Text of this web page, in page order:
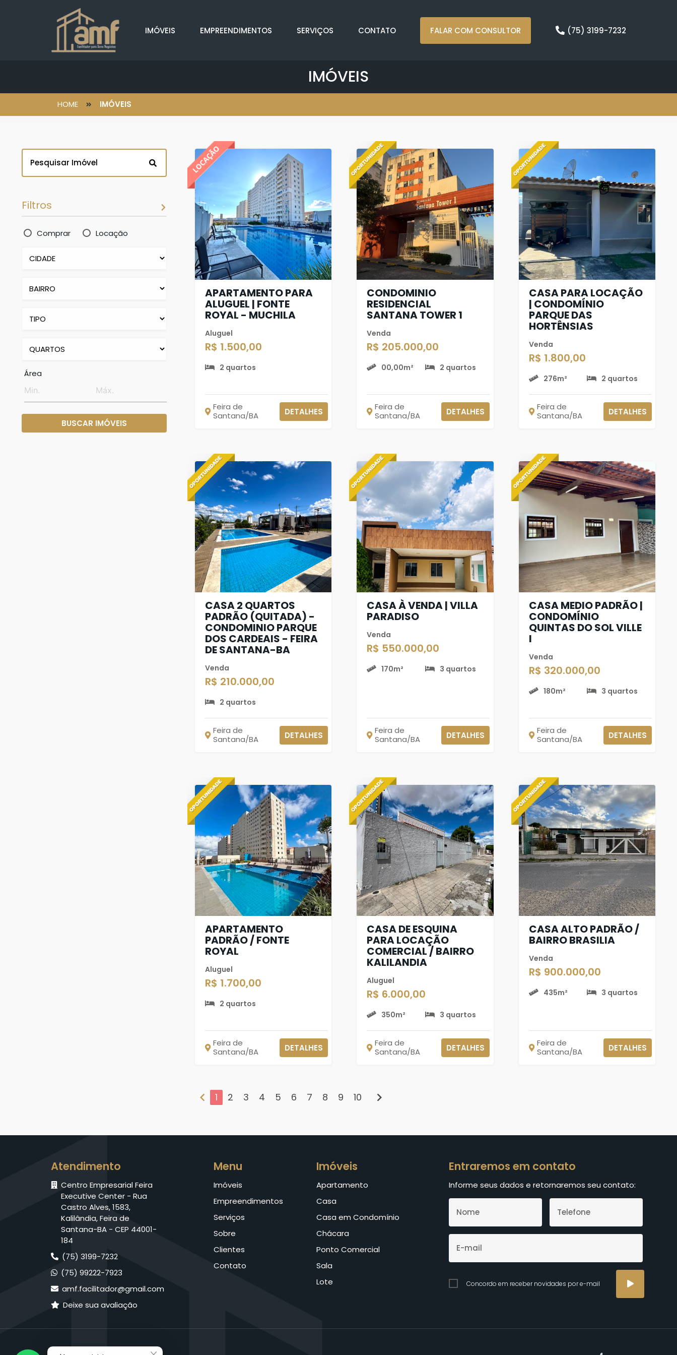
IMÓVEIS EMPREENDIMENTOS SERVIÇOS CONTATO FALAR COM CONSULTOR (75) 3199-7232
IMÓVEIS
HOME IMÓVEIS
Filtros
Comprar Locação
Área
BUSCAR IMÓVEIS
APARTAMENTO PARA
ALUGUEL | FONTE
ROYAL - MUCHILA
Aluguel
R$ 1.500,00
2 quartos
Feira de
Santana/BA
DETALHES
CONDOMINIO
RESIDENCIAL
SANTANA TOWER 1
Venda
R$ 205.000,00
00,00m² 2 quartos
Feira de
Santana/BA
DETALHES
CASA PARA LOCAÇÃO
| CONDOMÍNIO
PARQUE DAS
HORTÊNSIAS
Venda
R$ 1.800,00
276m² 2 quartos
Feira de
Santana/BA
DETALHES
CASA 2 QUARTOS
PADRÃO (QUITADA) -
CONDOMINIO PARQUE
DOS CARDEAIS - FEIRA
DE SANTANA-BA
Venda
R$ 210.000,00
2 quartos
Feira de
Santana/BA
DETALHES
CASA À VENDA | VILLA
PARADISO
Venda
R$ 550.000,00
170m² 3 quartos
Feira de
Santana/BA
DETALHES
CASA MEDIO PADRÃO |
CONDOMÍNIO
QUINTAS DO SOL VILLE
I
Venda
R$ 320.000,00
180m² 3 quartos
Feira de
Santana/BA
DETALHES
APARTAMENTO
PADRÃO / FONTE
ROYAL
Aluguel
R$ 1.700,00
2 quartos
Feira de
Santana/BA
DETALHES
CASA DE ESQUINA
PARA LOCAÇÃO
COMERCIAL / BAIRRO
KALILANDIA
Aluguel
R$ 6.000,00
350m² 3 quartos
Feira de
Santana/BA
DETALHES
CASA ALTO PADRÃO /
BAIRRO BRASILIA
Venda
R$ 900.000,00
435m² 3 quartos
Feira de
Santana/BA
DETALHES
chevron_left 1 2 3 4 5 6 7 8 9 10 chevron_right
Atendimento
Centro Empresarial Feira
Executive Center - Rua
Castro Alves, 1583,
Kalilândia, Feira de
Santana-BA - CEP 44001-
184
(75) 3199-7232
(75) 99222-7923
amf.facilitador@gmail.com
Deixe sua avaliação
Menu
Imóveis
Empreendimentos
Serviços
Sobre
Clientes
Contato
Imóveis
Apartamento
Casa
Casa em Condomínio
Chácara
Ponto Comercial
Sala
Lote
Entraremos em contato
Informe seus dados e retornaremos seu contato:
Concordo em receber novidades por e-mail